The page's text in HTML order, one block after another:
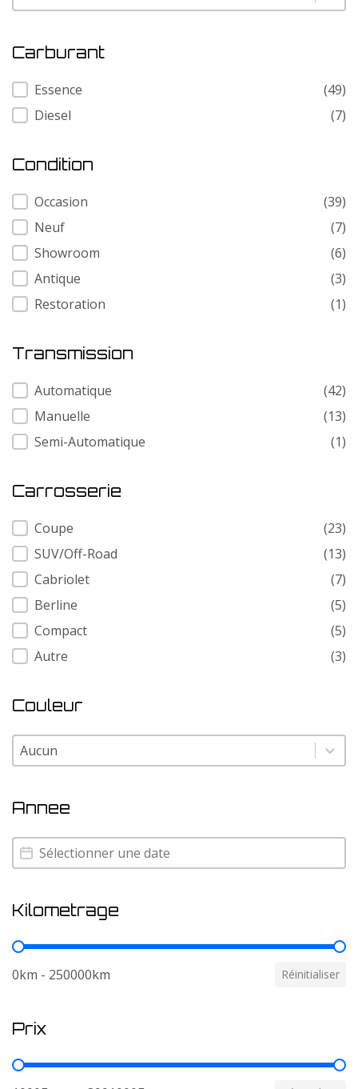
Carburant
Carburant
Essence
(49)
Diesel
(7)
Condition
Condition
Occasion
(39)
Neuf
(7)
Showroom
(6)
Antique
(3)
Restoration
(1)
Transmission
Transmission
Automatique
(42)
Manuelle
(13)
Semi-Automatique
(1)
Carrosserie
Carrosserie
Coupe
(23)
SUV/Off-Road
(13)
Cabriolet
(7)
Berline
(5)
Compact
(5)
Autre
(3)
Couleur
Couleur
Couleur
Annee
Annee
Annee
Kilometrage
Kilometrage
0km - 250000km Réinitialiser
Prix
Prix